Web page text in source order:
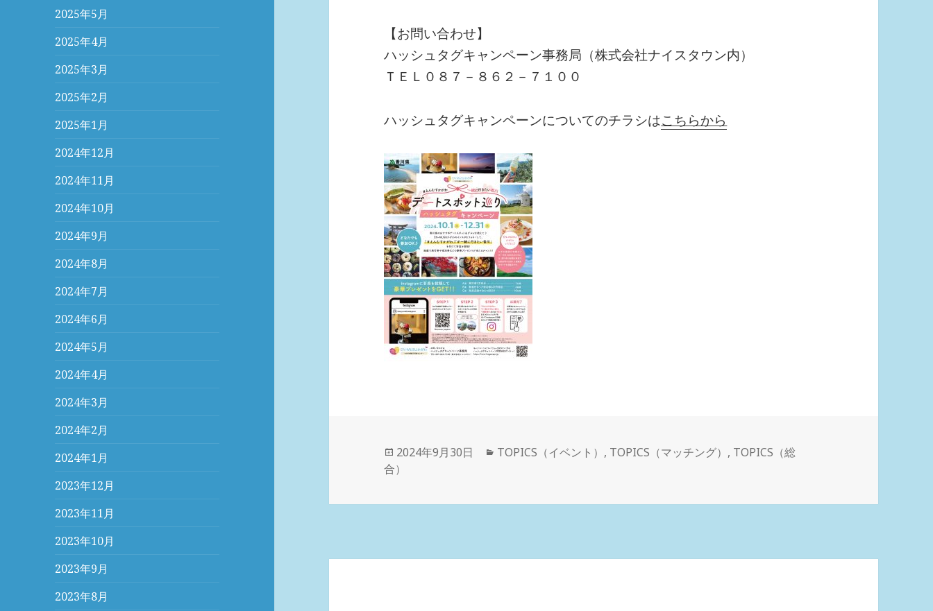
2025年5月
2025年4月
2025年3月
2025年2月
2025年1月
2024年12月
2024年11月
2024年10月
2024年9月
2024年8月
2024年7月
2024年6月
2024年5月
2024年4月
2024年3月
2024年2月
2024年1月
2023年12月
2023年11月
2023年10月
2023年9月
2023年8月
【お問い合わせ】
ハッシュタグキャンペーン事務局（株式会社ナイスタウン内）
ＴＥＬ０８７－８６２－７１００
ハッシュタグキャンペーンについてのチラシはこちらから
投
稿
2024年9月30日
カ
リ
TOPICS（イベント） , TOPICS（マッチング） , TOPICS（総
合）